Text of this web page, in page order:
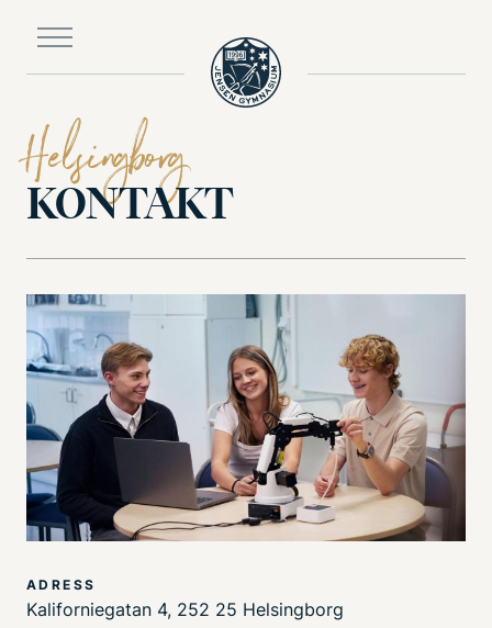
huvudinnehållet
Helsingborg
KONTAKT
ADRESS
Kaliforniegatan 4, 252 25 Helsingborg